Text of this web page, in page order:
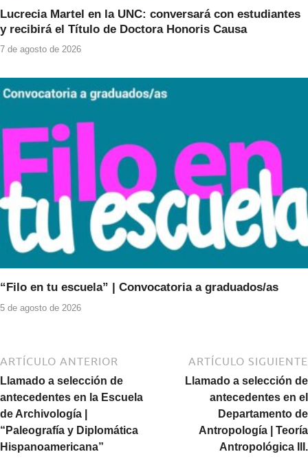
Lucrecia Martel en la UNC: conversará con estudiantes
y recibirá el Título de Doctora Honoris Causa
7 de agosto de 2026
“Filo en tu escuela” | Convocatoria a graduados/as
5 de agosto de 2026
ARTÍCULO ANTERIOR
Llamado a selección de
antecedentes en la Escuela
de Archivología |
“Paleografía y Diplomática
Hispanoamericana”
ARTÍCULO SIGUIENTE
Llamado a selección de
antecedentes en el
Departamento de
Antropología | Teoría
Antropológica III.